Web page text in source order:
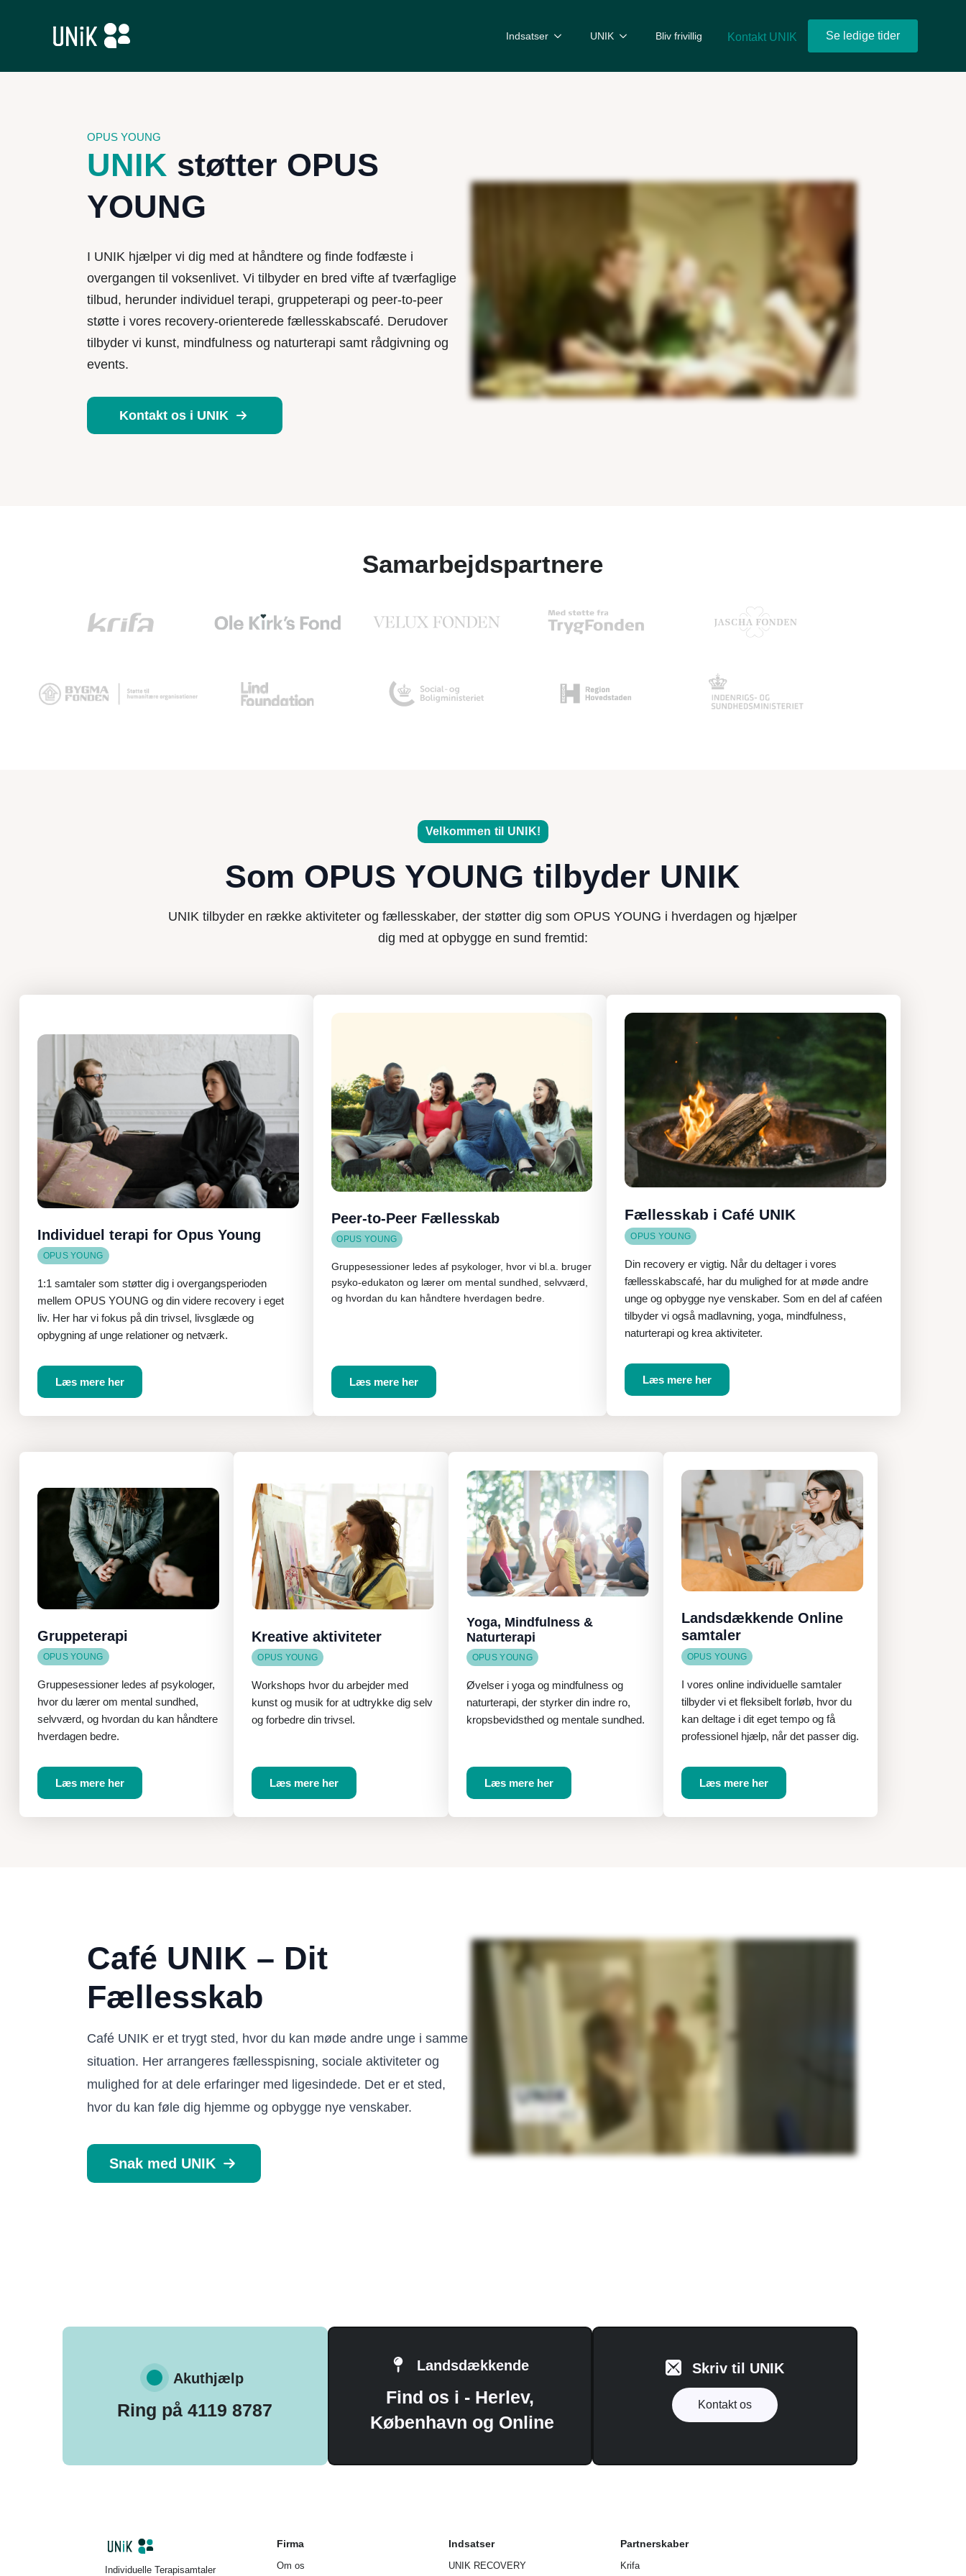
Indsatser UNIK Bliv frivillig Kontakt UNIK Se ledige tider
OPUS YOUNG
UNIK støtter OPUS
YOUNG
I UNIK hjælper vi dig med at håndtere og finde fodfæste i
overgangen til voksenlivet. Vi tilbyder en bred vifte af tværfaglige
tilbud, herunder individuel terapi, gruppeterapi og peer-to-peer
støtte i vores recovery-orienterede fællesskabscafé. Derudover
tilbyder vi kunst, mindfulness og naturterapi samt rådgivning og
events.
Kontakt os i UNIK
Samarbejdspartnere
Velkommen til UNIK!
Som OPUS YOUNG tilbyder UNIK
UNIK tilbyder en række aktiviteter og fællesskaber, der støtter dig som OPUS YOUNG i hverdagen og hjælper
dig med at opbygge en sund fremtid:
Individuel terapi for Opus Young
OPUS YOUNG
1:1 samtaler som støtter dig i overgangsperioden
mellem OPUS YOUNG og din videre recovery i eget
liv. Her har vi fokus på din trivsel, livsglæde og
opbygning af unge relationer og netværk.
Læs mere her
Peer-to-Peer Fællesskab
OPUS YOUNG
Gruppesessioner ledes af psykologer, hvor vi bl.a. bruger
psyko-edukaton og lærer om mental sundhed, selvværd,
og hvordan du kan håndtere hverdagen bedre.
Læs mere her
Fællesskab i Café UNIK
OPUS YOUNG
Din recovery er vigtig. Når du deltager i vores
fællesskabscafé, har du mulighed for at møde andre
unge og opbygge nye venskaber. Som en del af caféen
tilbyder vi også madlavning, yoga, mindfulness,
naturterapi og krea aktiviteter.
Læs mere her
Gruppeterapi
OPUS YOUNG
Gruppesessioner ledes af psykologer,
hvor du lærer om mental sundhed,
selvværd, og hvordan du kan håndtere
hverdagen bedre.
Læs mere her
Kreative aktiviteter
OPUS YOUNG
Workshops hvor du arbejder med
kunst og musik for at udtrykke dig selv
og forbedre din trivsel.
Læs mere her
Yoga, Mindfulness &
Naturterapi
OPUS YOUNG
Øvelser i yoga og mindfulness og
naturterapi, der styrker din indre ro,
kropsbevidsthed og mentale sundhed.
Læs mere her
Landsdækkende Online
samtaler
OPUS YOUNG
I vores online individuelle samtaler
tilbyder vi et fleksibelt forløb, hvor du
kan deltage i dit eget tempo og få
professionel hjælp, når det passer dig.
Læs mere her
Café UNIK – Dit
Fællesskab
Café UNIK er et trygt sted, hvor du kan møde andre unge i samme
situation. Her arrangeres fællesspisning, sociale aktiviteter og
mulighed for at dele erfaringer med ligesindede. Det er et sted,
hvor du kan føle dig hjemme og opbygge nye venskaber.
Snak med UNIK
Akuthjælp
Ring på 4119 8787
Landsdækkende
Find os i - Herlev,
København og Online
Skriv til UNIK
Kontakt os
Individuelle Terapisamtaler
Firma
Om os
Indsatser
UNIK RECOVERY
Partnerskaber
Krifa